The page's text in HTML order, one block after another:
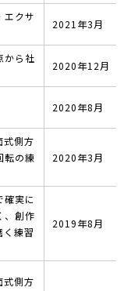
エクサ
2021年3月
から社
2020年12月
2020年8月
式側方
転の練
2020年3月
確実に
、創作
練習
2019年8月
式側方